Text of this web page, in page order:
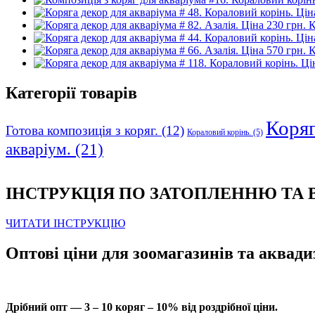
Категорії товарів
Готова композиція з коряг. (12) Кораловий корінь. (5)
акваріум. (21)
ІНСТРУКЦІЯ ПО ЗАТОПЛЕННЮ
ЧИТАТИ ІНСТРУКЦІЮ
Оптові ціни для зоомагазинів та
Дрібний опт — 3 – 10 коряг – 10% від роздрібної ціни.